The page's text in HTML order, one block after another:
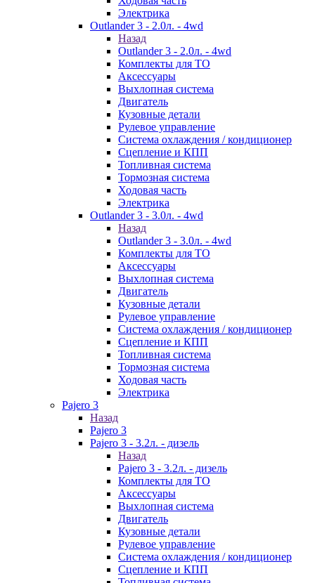
Электрика
Outlander 3 - 2.0л. - 4wd
Назад
Outlander 3 - 2.0л. - 4wd
Комплекты для ТО
Аксессуары
Выхлопная система
Двигатель
Кузовные детали
Рулевое управление
Система охлаждения / кондиционер
Сцепление и КПП
Топливная система
Тормозная система
Ходовая часть
Электрика
Outlander 3 - 3.0л. - 4wd
Назад
Outlander 3 - 3.0л. - 4wd
Комплекты для ТО
Аксессуары
Выхлопная система
Двигатель
Кузовные детали
Рулевое управление
Система охлаждения / кондиционер
Сцепление и КПП
Топливная система
Тормозная система
Ходовая часть
Электрика
Pajero 3
Назад
Pajero 3
Pajero 3 - 3.2л. - дизель
Назад
Pajero 3 - 3.2л. - дизель
Комплекты для ТО
Аксессуары
Выхлопная система
Двигатель
Кузовные детали
Рулевое управление
Система охлаждения / кондиционер
Сцепление и КПП